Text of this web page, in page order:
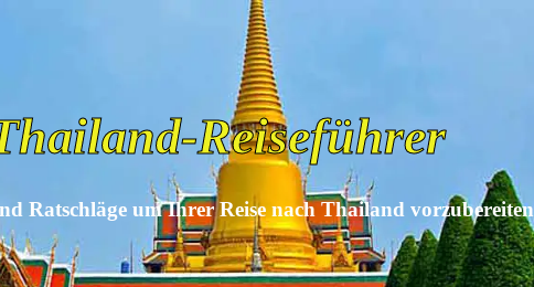
Reiseführer
Ratschläge um Ihrer Reise nach Thailand vorzubereiten